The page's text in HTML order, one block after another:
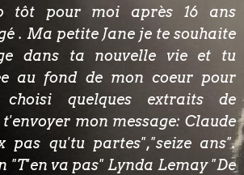
tôt pour moi après 16 ans
. Ma petite Jane je te souhaite
dans ta nouvelle vie et tu
au fond de mon coeur pour
choisi quelques extraits de
mon message: Claude
pas qu'tu partes","seize ans".
"T'en va pas" Lynda Lemay "De